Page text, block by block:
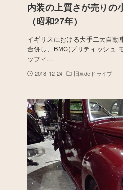
内装の上質さが売りの
（昭和27年）
イギリスにおける大手二大自動
合併し、BMC(ブリティッシュ
ッフィ…
2018-12-24 旧車deドライブ